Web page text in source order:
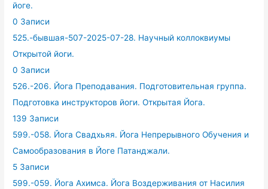
йоге.
0 Записи
525.-бывшая-507-2025-07-28. Научный коллоквиумы
Открытой йоги.
0 Записи
526.-206. Йога Преподавания. Подготовительная группа.
Подготовка инструкторов йоги. Открытая Йога.
139 Записи
599.-058. Йога Свадхьяя. Йога Непрерывного Обучения и
Самообразования в Йоге Патанджали.
5 Записи
599.-059. Йога Ахимса. Йога Воздерживания от Насилия